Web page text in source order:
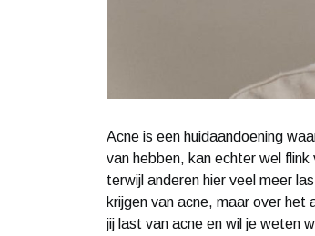
Acne is een huidaandoening
van hebben, kan echter wel
terwijl anderen hier veel meer
krijgen van acne, maar over
jij last van acne en wil je weten